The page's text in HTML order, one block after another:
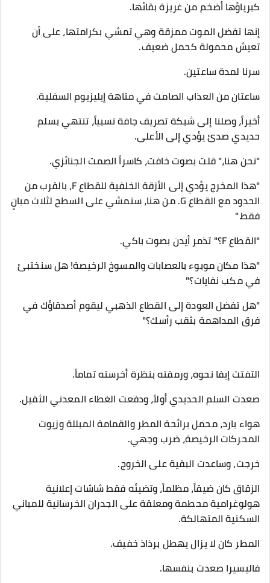
كبرياؤها أضخم من غريزة بقائها.
إنها تفضل الموت ممزقة وهي تمشي بكرامتها، على أن
تعيش محمولة كحمل ضعيف.
​سرنا لمدة ساعتين.
ساعتان من العذاب الصامت في متاهة إيليزيوم السفلية.
​أخيراً، وصلنا إلى شبكة تصريف جافة نسبياً، تنتهي بسلم
حديدي صدئ يؤدي إلى الأعلى.
​"نحن هنا،" قلت بصوت خافت، كاسراً الصمت الجنائزي.
"هذا المخرج يؤدي إلى الأزقة الخلفية للقطاع F، بالقرب من
الحدود مع القطاع G. من هنا، سنمشي على السطح لثلاث مبانٍ
فقط."
​"القطاع F؟" تذمر أيدن بصوت باكي.
"هذا مكان موبوء بالعصابات والمسوخ الرخيصة! هل سنختبئ
في مكب نفايات؟"
​"هل تفضل العودة إلى القطاع الذهبي ليقوم أصدقاؤك في
فرق المداهمة بثقب رأسك؟"
التفتت إيفا نحوه، ورمقته بنظرة أخرسته تماماً.
​صعدت السلم الحديدي أولاً، ودفعت الغطاء المعدني الثقيل.
هواء بارد، محمل برائحة المطر والقمامة المبللة وزيوت
المحركات الرخيصة، ضرب وجهي.
​خرجت، وساعدت البقية على الخروج.
​الزقاق كان ضيقاً، مظلماً، وتضيئه فقط شاشات إعلانية
هولوغرامية محطمة ومعلقة على الجدران الخرسانية للمباني
السكنية المتهالكة.
المطر كان لا يزال يهطل برذاذ خفيف.
​فاليسيرا صعدت بنفسها.